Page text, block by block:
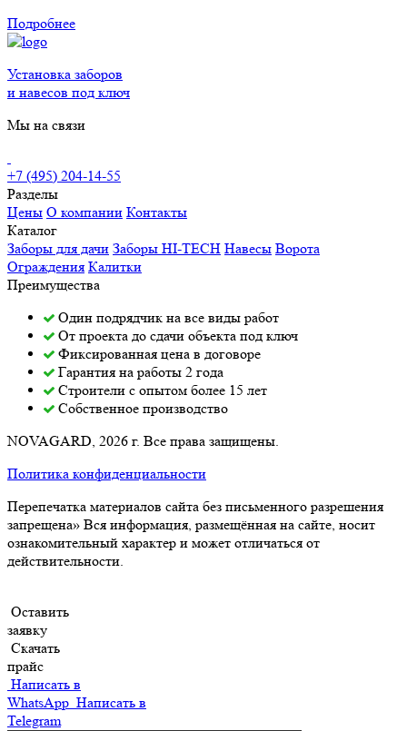
Подробнее
Установка заборов
и навесов под ключ
Мы на связи
+7 (495) 204-14-55
Разделы
Цены О компании Контакты
Каталог
Заборы для дачи Заборы HI-TECH Навесы Ворота
Ограждения Калитки
Преимущества
Один подрядчик на все виды работ
От проекта до сдачи объекта под ключ
Фиксированная цена в договоре
Гарантия на работы 2 года
Строители с опытом более 15 лет
Собственное производство
NOVAGARD, 2026 г. Все права защищены.
Политика конфиденциальности
Перепечатка материалов сайта без письменного разрешения
запрещена» Вся информация, размещённая на сайте, носит
ознакомительный характер и может отличаться от
действительности.
Оставить
заявку
Скачать
прайс
Написать в
WhatsApp Написать в
Telegram